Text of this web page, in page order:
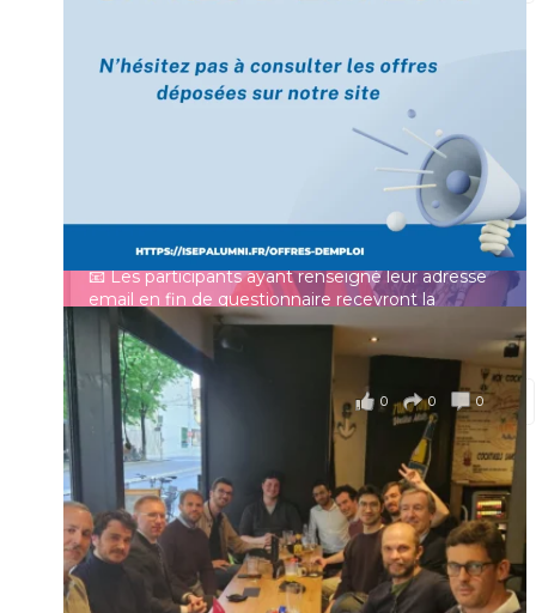
[Enquête IESF 2026] Top départ 🚀
👩‍🎓 Ingénieurs diplômés, vous avez jusqu’au 31
mai pour participer et faire entendre votre voix !
Depuis plus de 60 ans, cette enquête vise à établir
un panorama complet de la situation socio-
professionnelle des ingénieurs et scientifiques
français.
📧 Les participants ayant renseigné leur adresse
email en fin de questionnaire recevront la
synthèse des résultats...Voir plus
il y a 4 mois
0 0 0
Voir sur Facebook
Prénom
Mot de passe
Se souvenir de moi
Connexion
Identifiant oublié ?
Mot de passe